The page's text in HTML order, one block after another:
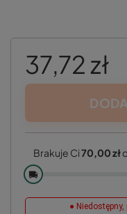
37,72 zł
Brakuje Ci70,00 zł
🚚
●